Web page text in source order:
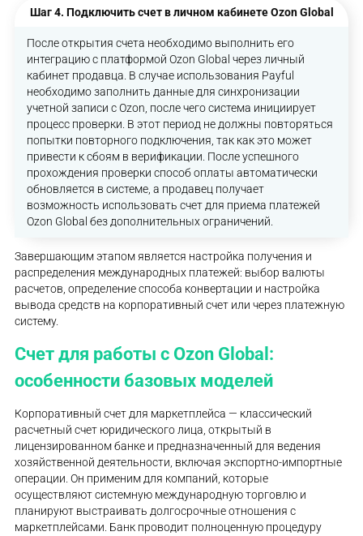
Шаг 4. Подключить счет в личном кабинете Ozon Global
После открытия счета необходимо выполнить его
интеграцию с платформой Ozon Global через личный
кабинет продавца. В случае использования Payful
необходимо заполнить данные для синхронизации
учетной записи с Ozon, после чего система инициирует
процесс проверки. В этот период не должны повторяться
попытки повторного подключения, так как это может
привести к сбоям в верификации. После успешного
прохождения проверки способ оплаты автоматически
обновляется в системе, а продавец получает
возможность использовать счет для приема платежей
Ozon Global без дополнительных ограничений.
Завершающим этапом является настройка получения и
распределения международных платежей: выбор валюты
расчетов, определение способа конвертации и настройка
вывода средств на корпоративный счет или через платежную
систему.
Счет для работы с Ozon Global:
особенности базовых моделей
Корпоративный счет для маркетплейса — классический
расчетный счет юридического лица, открытый в
лицензированном банке и предназначенный для ведения
хозяйственной деятельности, включая экспортно-импортные
операции. Он применим для компаний, которые
осуществляют системную международную торговлю и
планируют выстраивать долгосрочные отношения с
маркетплейсами. Банк проводит полноценную процедуру